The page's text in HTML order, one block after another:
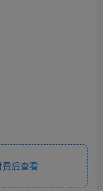
后查看